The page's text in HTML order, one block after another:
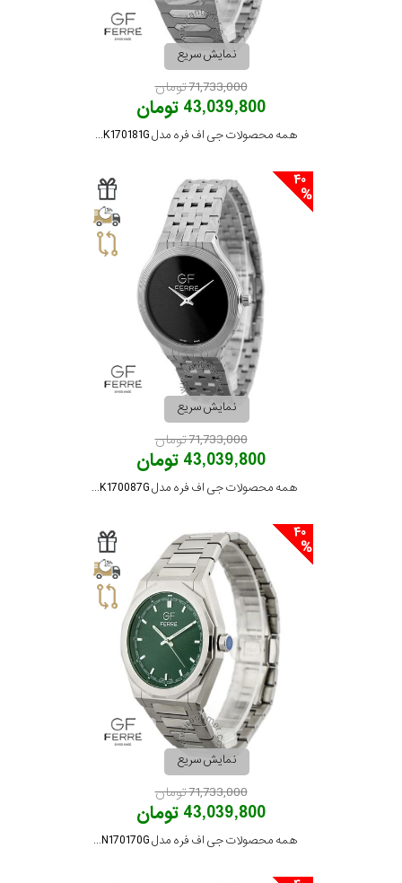
نمایش سریع
71,733,000 تومان
43,039,800 تومان
همه محصولات جی اف فره مدل GFSSBK170181G
نمایش سریع
71,733,000 تومان
43,039,800 تومان
همه محصولات جی اف فره مدل GFSSBK170087G
نمایش سریع
71,733,000 تومان
43,039,800 تومان
همه محصولات جی اف فره مدل GFSSGN170170G